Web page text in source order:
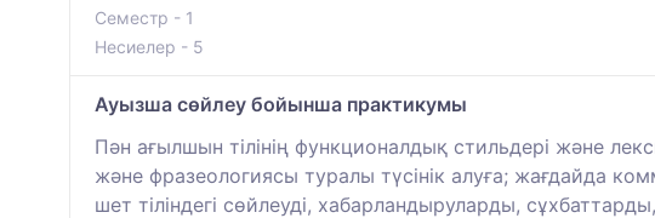
Семестр - 1
Несиелер - 5
Ауызша сөйлеу бойынша практикумы
Пән ағылшын тілінің функционалдық стильдері және
және фразеологиясы туралы түсінік алуға; жағдайда
шет тіліндегі сөйлеуді, хабарландыруларды,